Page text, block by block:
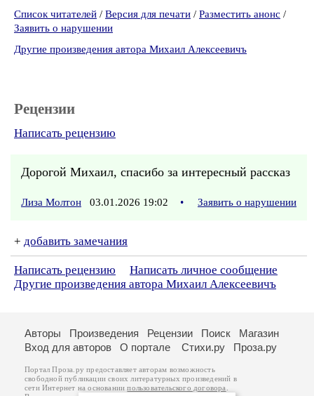
Список читателей / Версия для печати / Разместить анонс /
Заявить о нарушении
Другие произведения автора Михаил Алексеевичъ
Рецензии
Написать рецензию
Дорогой Михаил, спасибо за интересный рассказ
Лиза Молтон 03.01.2026 19:02 • Заявить о нарушении
+ добавить замечания
Написать рецензию
Написать личное сообщение
Другие произведения автора Михаил Алексеевичъ
Авторы Произведения Рецензии Поиск
Магазин
Вход для авторов
О портале Стихи.ру Проза.ру
Портал Проза.ру предоставляет авторам возможность
свободной публикации своих литературных произведений в
сети Интернет на основаниипользовательского договора